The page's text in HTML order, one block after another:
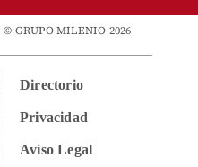
© GRUPO MILENIO 2026
Directorio
Privacidad
Aviso Legal